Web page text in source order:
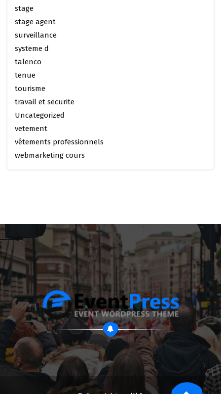
stage
stage agent
surveillance
systeme d
talenco
tenue
tourisme
travail et securite
Uncategorized
vetement
vêtements professionnels
webmarketing cours